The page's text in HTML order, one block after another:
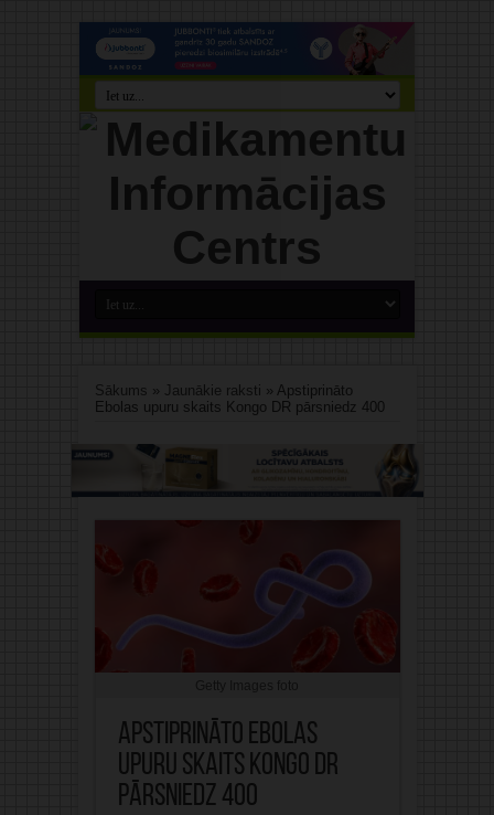
Sākums » Jaunākie raksti » Apstiprināto
Ebolas upuru skaits Kongo DR pārsniedz 400
Apstiprināto Ebolas
upuru skaits Kongo DR
pārsniedz 400